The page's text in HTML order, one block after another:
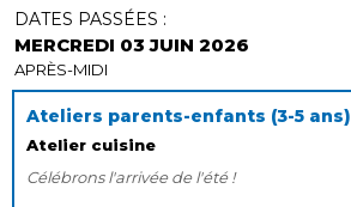
Ateliers parents-enfants (3-5 ans)
Atelier cuisine
DATES PASSÉES :
MERCREDI 03 JUIN 2026
APRÈS-MIDI
Célébrons l'arrivée de l'été !